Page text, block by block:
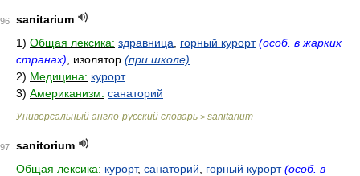
96
sanitarium
1) Общая лексика: здравница горный курорт (особ. в жарких
странах) , изолятор (при школе)
2) Медицина: курорт
3) Американизм: санаторий
Универсальный англо-русский словарь > sanitarium
97
sanitorium
Общая лексика: курорт, санаторий горный курорт (особ. в